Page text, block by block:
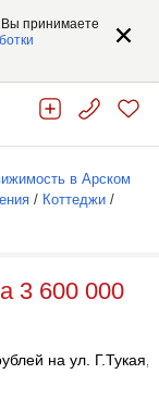
принимаете
в Арском
/ Коттеджи /
3 600 000